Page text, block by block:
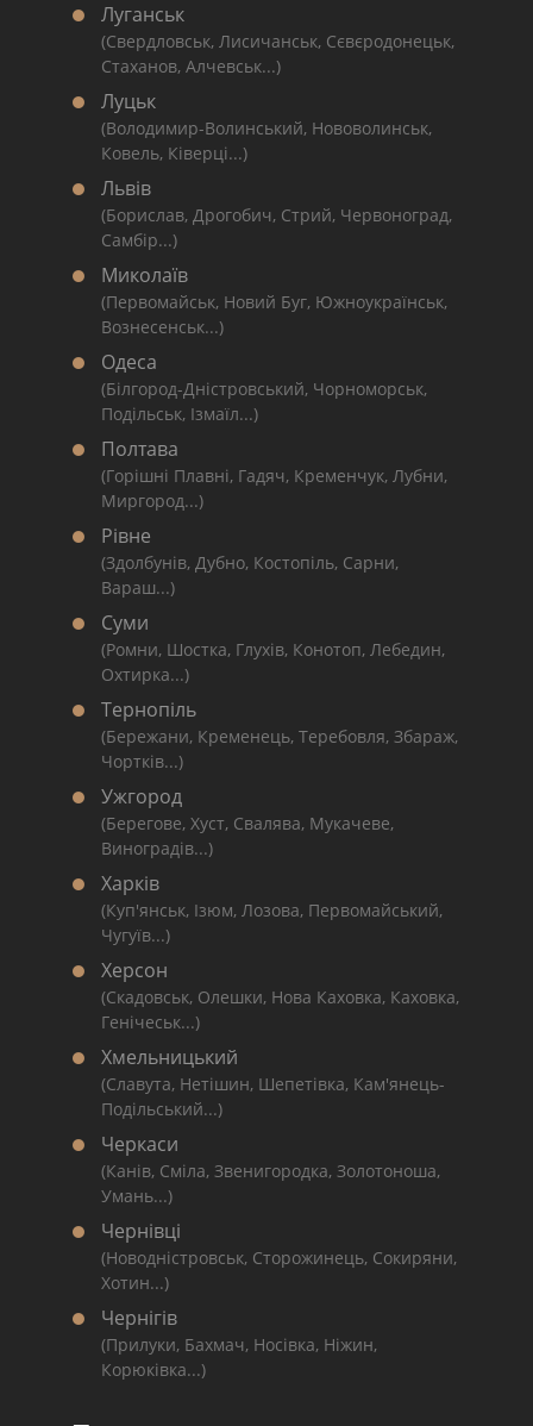
Луганськ
(Свердловськ, Лисичанськ, Сєвєродонецьк,
Стаханов, Алчевськ...)
Луцьк
(Володимир-Волинський, Нововолинськ,
Ковель, Ківерці...)
Львів
(Борислав, Дрогобич, Стрий, Червоноград,
Самбір...)
Миколаїв
(Первомайськ, Новий Буг, Южноукраїнськ,
Вознесенськ...)
Одеса
(Білгород-Дністровський, Чорноморськ,
Подільськ, Ізмаїл...)
Полтава
(Горішні Плавні, Гадяч, Кременчук, Лубни,
Миргород...)
Рівне
(Здолбунів, Дубно, Костопіль, Сарни,
Вараш...)
Суми
(Ромни, Шостка, Глухів, Конотоп, Лебедин,
Охтирка...)
Тернопіль
(Бережани, Кременець, Теребовля, Збараж,
Чортків...)
Ужгород
(Берегове, Хуст, Свалява, Мукачеве,
Виноградів...)
Харків
(Куп'янськ, Ізюм, Лозова, Первомайський,
Чугуїв...)
Херсон
(Скадовськ, Олешки, Нова Каховка, Каховка,
Генічеськ...)
Хмельницький
(Славута, Нетішин, Шепетівка, Кам'янець-
Подільський...)
Черкаси
(Канів, Сміла, Звенигородка, Золотоноша,
Умань...)
Чернівці
(Новодністровськ, Сторожинець, Сокиряни,
Хотин...)
Чернігів
(Прилуки, Бахмач, Носівка, Ніжин,
Корюківка...)